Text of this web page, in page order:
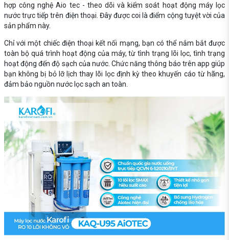
hợp công nghệ Aio tec - theo dõi và kiểm soát hoạt động máy lọc
nước trực tiếp trên điện thoại. Đây được coi là điểm cộng tuyệt vời của
sản phẩm này.
Chỉ với một chiếc điện thoại kết nối mạng, bạn có thể nắm bắt được
toàn bộ quá trình hoạt động của máy, từ tình trạng lõi lọc, tình trạng
hoạt động đến độ sạch của nước. Chức năng thông báo trên app giúp
bạn không bị bỏ lỡ lịch thay lõi lọc định kỳ theo khuyến cáo từ hãng,
đảm bảo nguồn nước lọc sạch an toàn.